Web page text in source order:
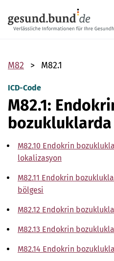
M82 M82.1
ICD-Code
M82.1:
M82.10 Endokrin
lokalizasyon
M82.11 Endokrin
bölgesi
M82.12 Endokrin
M82.13 Endokrin
M82.14 Endokrin